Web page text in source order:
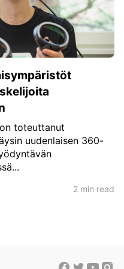
toteuttanut
uudenlaisen 360-
2 min read